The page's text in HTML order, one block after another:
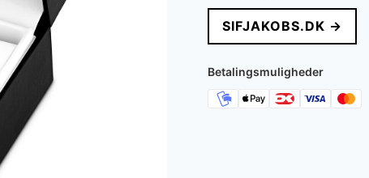
pris
var:
1.949 kr..
er:
SIFJAKOBS.DK →
Betalingsmuligheder